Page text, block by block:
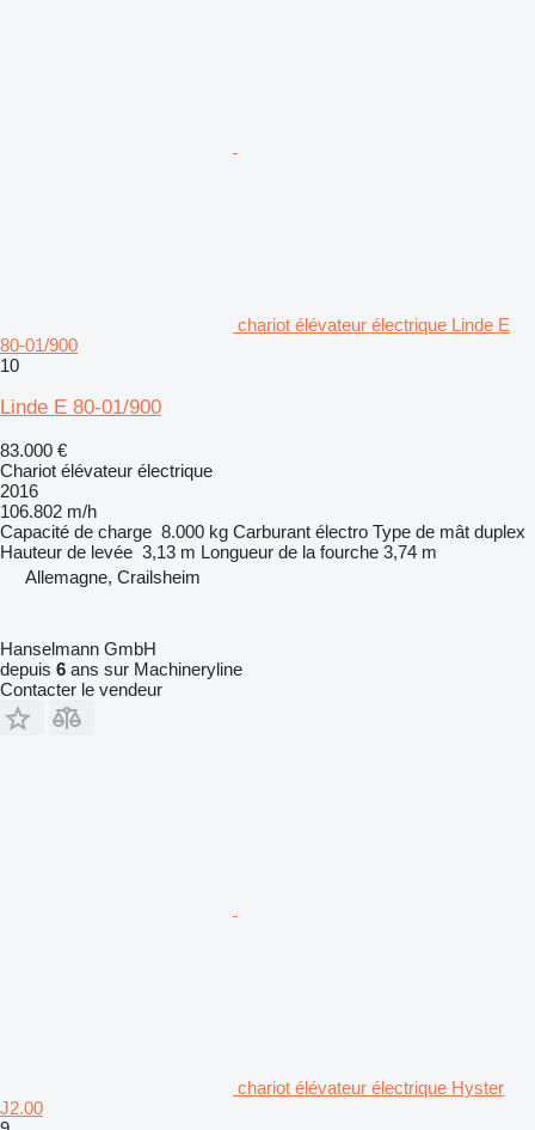
chariot élévateur électrique Linde E
80-01/900
10
Linde E 80-01/900
83.000 €
Chariot élévateur électrique
2016
106.802 m/h
Capacité de charge 8.000 kg Carburant électro Type de mât duplex
Hauteur de levée 3,13 m Longueur de la fourche 3,74 m
Allemagne, Crailsheim
Hanselmann GmbH
depuis 6 ans sur Machineryline
Contacter le vendeur
chariot élévateur électrique Hyster
J2.00